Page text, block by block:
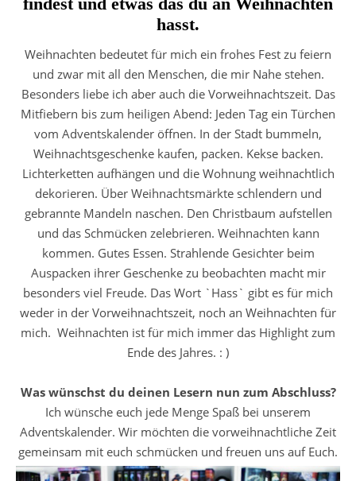
hasst.
Weihnachten bedeutet für mich ein frohes Fest zu feiern
und zwar mit all den Menschen, die mir Nahe stehen.
Besonders liebe ich aber auch die Vorweihnachtszeit. Das
Mitfiebern bis zum heiligen Abend: Jeden Tag ein Türchen
vom Adventskalender öffnen. In der Stadt bummeln,
Weihnachtsgeschenke kaufen, packen. Kekse backen.
Lichterketten aufhängen und die Wohnung weihnachtlich
dekorieren. Über Weihnachtsmärkte schlendern und
gebrannte Mandeln naschen. Den Christbaum aufstellen
und das Schmücken zelebrieren. Weihnachten kann
kommen. Gutes Essen. Strahlende Gesichter beim
Auspacken ihrer Geschenke zu beobachten macht mir
besonders viel Freude. Das Wort `Hass` gibt es für mich
weder in der Vorweihnachtszeit, noch an Weihnachten für
mich. Weihnachten ist für mich immer das Highlight zum
Ende des Jahres. : )
Was wünschst du deinen Lesern nun zum Abschluss?
Ich wünsche euch jede Menge Spaß bei unserem
Adventskalender. Wir möchten die vorweihnachtliche Zeit
gemeinsam mit euch schmücken und freuen uns auf Euch.